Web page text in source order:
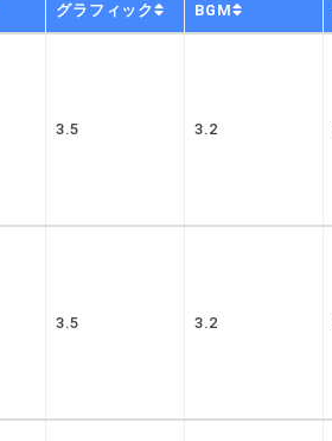
グラフィック BGM
3.5 3.2
3.5 3.2